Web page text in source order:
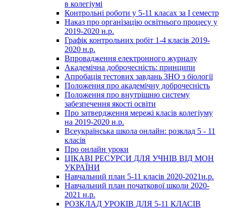
в колегіумі
Контрольні роботи у 5-11 класах за І семестр
Наказ про організацію освітнього процесу у
2019-2020 н.р.
Графік контрольних робіт 1-4 класів 2019-
2020 н.р.
Впровадження електронного журналу
Академічна доброчесність: принципи
Апробація тестових завдань ЗНО з біології
Положення про академічну доброчесність
Положення про внутрішню систему
забезпечення якості освіти
Про затвердження мережі класів колегіуму
на 2019-2020 н.р.
Всеукраїнська школа онлайн: розклад 5 - 11
класів
Про онлайн уроки
ЦІКАВІ РЕСУРСИ ДЛЯ УЧНІВ ВІД МОН
УКРАЇНИ
Навчальний план 5-11 класів 2020-2021н.р.
Навчальний план початкової школи 2020-
2021 н.р.
РОЗКЛАД УРОКІВ ДЛЯ 5-11 КЛАСІВ